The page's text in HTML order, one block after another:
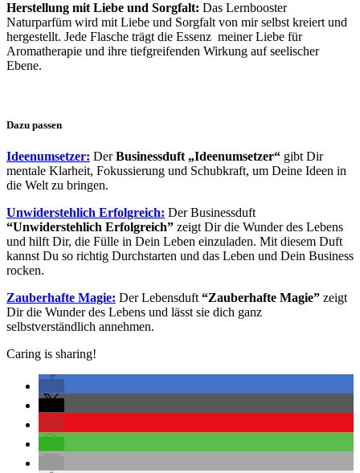
Herstellung mit Liebe und Sorgfalt: Das Lernbooster
Naturparfüm wird mit Liebe und Sorgfalt von mir selbst kreiert und
hergestellt. Jede Flasche trägt die Essenz meiner Liebe für
Aromatherapie und ihre tiefgreifenden Wirkung auf seelischer
Ebene.
Dazu passen
Ideenumsetzer: DerBusinessduft „Ideenumsetzer“ gibt Dir
mentale Klarheit, Fokussierung und Schubkraft, um Deine Ideen in
die Welt zu bringen.
Unwiderstehlich Erfolgreich: Der Businessduft
“Unwiderstehlich Erfolgreich” zeigt Dir die Wunder des Lebens
und hilft Dir, die Fülle in Dein Leben einzuladen. Mit diesem Duft
kannst Du so richtig Durchstarten und das Leben und Dein Business
rocken.
Zauberhafte Magie: Der Lebensduft “Zauberhafte Magie” zeigt
Dir die Wunder des Lebens und lässt sie dich ganz
selbstverständlich annehmen.
Caring is sharing!